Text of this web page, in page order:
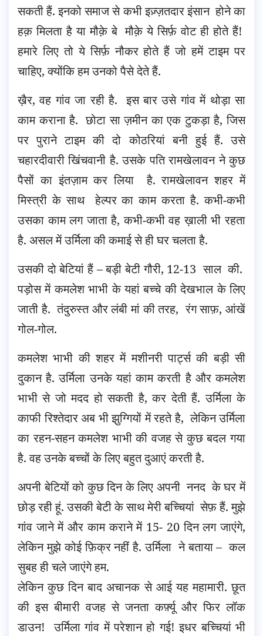
सकती हैं. इनको समाज से कभी इज़्ज़तदार इंसान होने का
हक़ मिलता है या मौक़े बे मौक़े ये सिर्फ़ वोट ही होते हैं!
हमारे लिए तो ये सिर्फ़ नौकर होते हैं जो हमें टाइम पर
चाहिए, क्योंकि हम उनको पैसे देते हैं.
ख़ैर, वह गांव जा रही है. इस बार उसे गांव में थोड़ा सा
काम कराना है. छोटा सा ज़मीन का एक टुकड़ा है, जिस
पर पुराने टाइम की दो कोठरियां बनी हुई हैं. उसे
चहारदीवारी खिंचवानी है. उसके पति रामखेलावन ने कुछ
पैसों का इंतज़ाम कर लिया है. रामखेलावन शहर में
मिस्त्री के साथ हेल्पर का काम करता है. कभी-कभी
उसका काम लग जाता है, कभी-कभी वह ख़ाली भी रहता
है. असल में उर्मिला की कमाई से ही घर चलता है.
उसकी दो बेटियां हैं – बड़ी बेटी गौरी, 12-13 साल की.
पड़ोस में कमलेश भाभी के यहां बच्चे की देखभाल के लिए
जाती है. तंदुरुस्त और लंबी मां की तरह, रंग साफ़, आंखें
गोल-गोल.
कमलेश भाभी की शहर में मशीनरी पार्ट्स की बड़ी सी
दुकान है. उर्मिला उनके यहां काम करती है और कमलेश
भाभी से जो मदद हो सकती है, कर देती हैं. उर्मिला के
काफी रिश्तेदार अब भी झुग्गियों में रहते है, लेकिन उर्मिला
का रहन-सहन कमलेश भाभी की वजह से कुछ बदल गया
है. वह उनके बच्चों के लिए बहुत दुआएं करती है.
अपनी बेटियों को कुछ दिन के लिए अपनी ननद के घर में
छोड़ रही हूं. उसकी बेटी के साथ मेरी बच्चियां सेफ़ हैं. मुझे
गांव जाने में और काम कराने में 15- 20 दिन लग जाएंगे,
लेकिन मुझे कोई फ़िक्र नहीं है. उर्मिला ने बताया – कल
सुबह ही चले जाएंगे हम.
लेकिन कुछ दिन बाद अचानक से आई यह महामारी. छूत
की इस बीमारी वजह से जनता कर्फ़्यू और फिर लॉक
डाउन! उर्मिला गांव में परेशान हो गई! इधर बच्चियां भी